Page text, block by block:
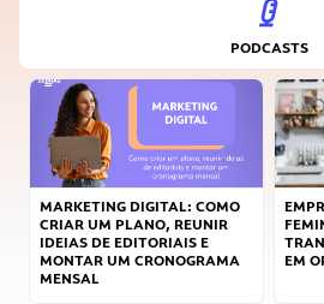
PODCASTS
MARKETING DIGITAL: COMO
CRIAR UM PLANO, REUNIR
IDEIAS DE EDITORIAIS E
MONTAR UM CRONOGRAMA
MENSAL
EM